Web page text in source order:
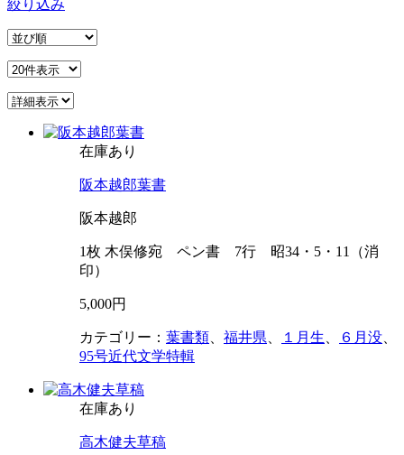
絞り込み
在庫あり
阪本越郎葉書
阪本越郎
1枚 木俣修宛 ペン書 7行 昭34・5・11（消
印）
5,000円
カテゴリー： 葉書類 福井県 １月生 ６月没
95号近代文学特輯
在庫あり
高木健夫草稿